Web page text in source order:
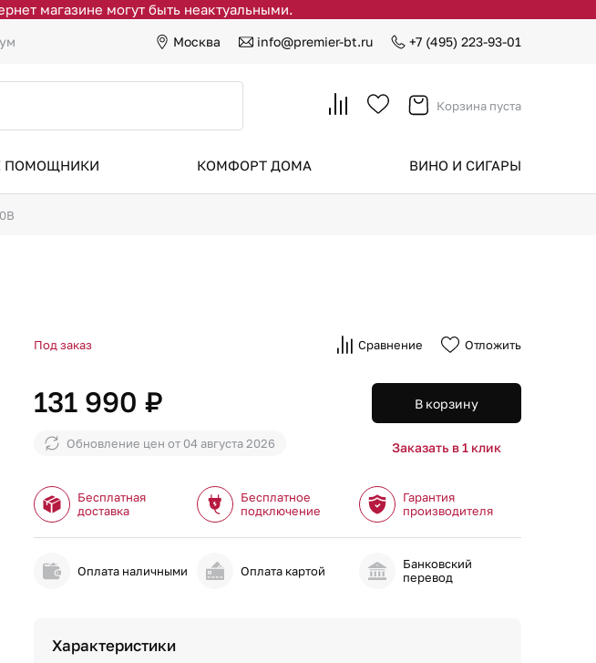
магазине могут быть неактуальными.
Москва info@premier-bt.ru +7 (495) 223-93-01
Корзина пуста
ПОМОЩНИКИ КОМФОРТ ДОМА ВИНО И СИГАРЫ
Под заказ Сравнение Отложить
131 990 ₽
Обновление цен от 04 августа 2026
В корзину
Заказать в 1 клик
Бесплатная
доставка
Бесплатное
подключение
Гарантия
производителя
Оплата наличными Оплата картой
Банковский
перевод
Характеристики